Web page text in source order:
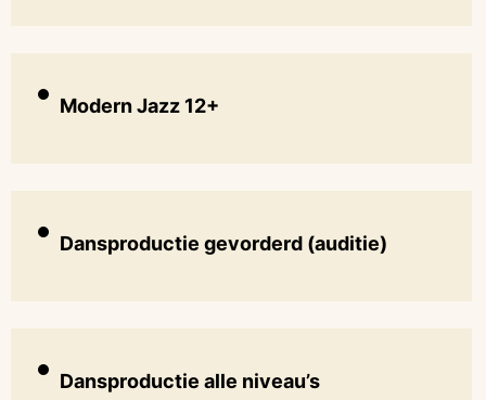
Modern Jazz 12+
Dansproductie gevorderd (auditie)
Dansproductie alle niveau’s